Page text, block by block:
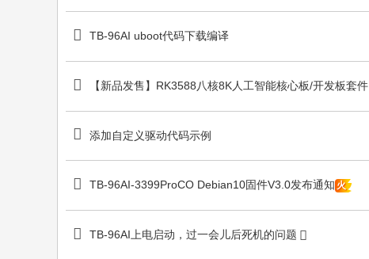
TB-96AI uboot代码下载编译
【新品发售】RK3588八核8K人工智能核心板/开发板套件
添加自定义驱动代码示例
TB-96AI-3399ProCO Debian10固件V3.0发布通知 火
TB-96AI上电启动，过一会儿后死机的问题